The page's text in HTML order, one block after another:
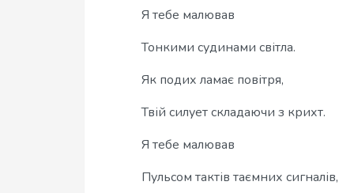
Я тебе малював
Тонкими судинами світла.
Як подих ламає повітря,
Твій силует складаючи з крихт.
Я тебе малював
Пульсом тактів таємних сигналів,